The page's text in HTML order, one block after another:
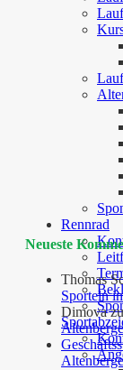
Rennrad
Neueste
Thomas
Sporteln
Dimova
Altenberge